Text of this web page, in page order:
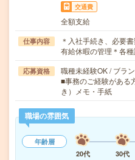
交通費
全額支給
仕事内容
＊入社手続き、必要
有給休暇の管理＊各
応募資格
職種未経験OK / ブラ
■事務のご経験がある
き）メモ・手紙
職場の雰囲気
年齢層
20代
30代